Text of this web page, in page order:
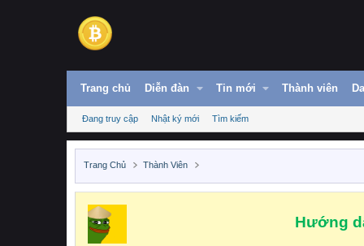
Trang chủ Diễn đàn Tin mới Thành viên
Đang truy cập Nhật ký mới Tìm kiếm
Trang Chủ Thành Viên
Hướng